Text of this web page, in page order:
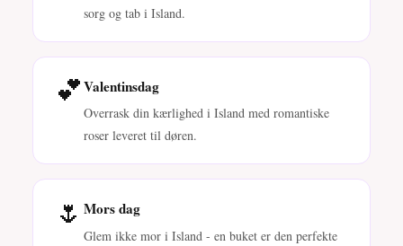
sorg og tab i Island.
💕Valentinsdag
Overrask din kærlighed i Island med romantiske
roser leveret til døren.
🌷 Mors dag
Glem ikke mor i Island - en buket er den perfekte